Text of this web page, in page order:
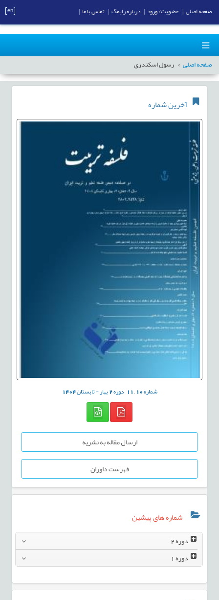
صفحه اصلی رسول اسکندری
آخرین شماره
شماره10
,
11 دوره2بهار - تابستان1404
ارسال مقاله به نشریه
فهرست داوران
شماره های پیشین
دوره2
دوره1
صفحه اصلی عضویت/ ورود درباره رایمگ تماس با ما